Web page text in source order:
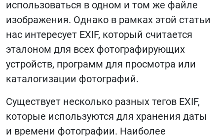
использоваться в одном и том же файле
изображения. Однако в рамках этой статьи
нас интересует EXIF, который считается
эталоном для всех фотографирующих
устройств, программ для просмотра или
каталогизации фотографий.
Существует несколько разных тегов EXIF,
которые используются для хранения даты
и времени фотографии. Наиболее